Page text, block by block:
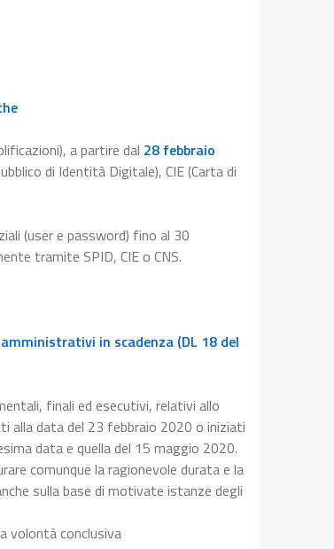
a partire dal 28 febbraio
di Identità Digitale), CIE (Carta di
(user e password) fino al 30
tramite SPID, CIE o CNS.
in scadenza (DL 18 del
finali ed esecutivi, relativi allo
alla data del 23 febbraio 2020 o iniziati
data e quella del 15 maggio 2020.
comunque la ragionevole durata e la
sulla base di motivate istanze degli
volontà conclusiva